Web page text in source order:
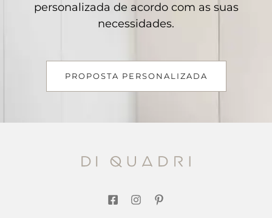
personalizada de acordo com as suas
necessidades.
PROPOSTA PERSONALIZADA